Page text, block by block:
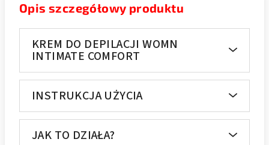
Opis szczegółowy produktu
KREM DO DEPILACJI WOMN
INTIMATE COMFORT
INSTRUKCJA UŻYCIA
JAK TO DZIAŁA?